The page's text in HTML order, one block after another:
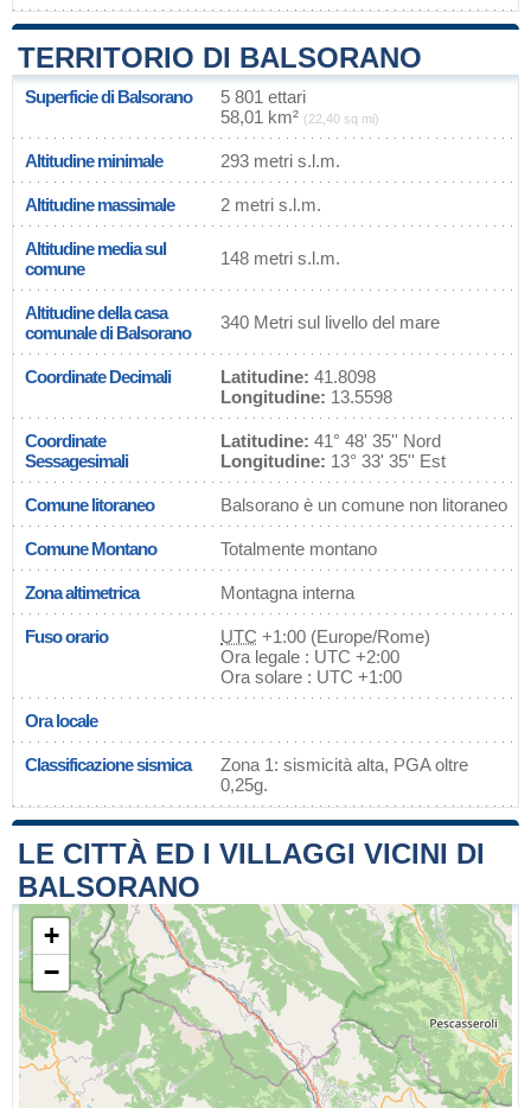
TERRITORIO DI BALSORANO
Superficie di Balsorano
5 801 ettari
58,01 km² (22,40 sq mi)
Altitudine minimale 293 metri s.l.m.
Altitudine massimale 2 metri s.l.m.
Altitudine media sul
comune
148 metri s.l.m.
Altitudine della casa
comunale di Balsorano
340 Metri sul livello del mare
Coordinate Decimali Latitudine: 41.8098
Longitudine: 13.5598
Coordinate
Sessagesimali
Latitudine: 41° 48' 35'' Nord
Longitudine: 13° 33' 35'' Est
Comune litoraneo Balsorano è un comune non litoraneo
Comune Montano Totalmente montano
Zona altimetrica Montagna interna
Fuso orario UTC +1:00 (Europe/Rome)
Ora legale : UTC +2:00
Ora solare : UTC +1:00
Ora locale
Classificazione sismica
Zona 1: sismicità alta, PGA oltre
0,25g.
LE CITTÀ ED I VILLAGGI VICINI DI
BALSORANO
+
−